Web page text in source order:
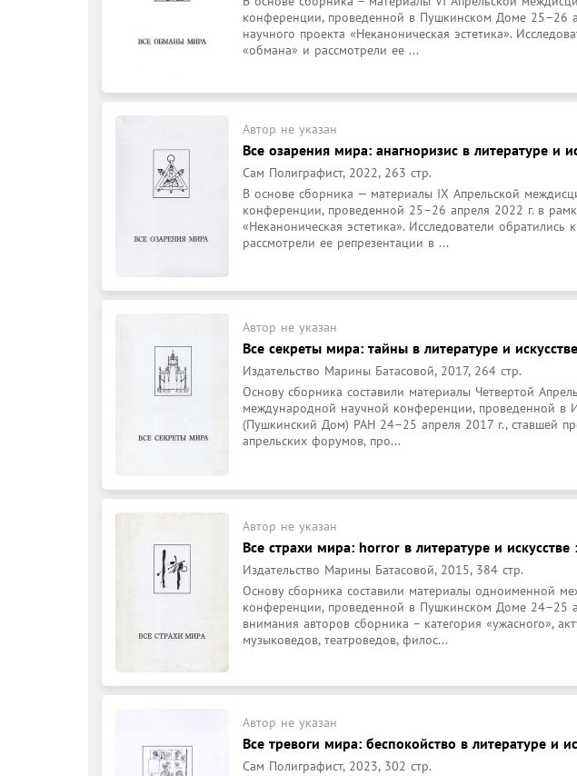
конференции, проведенной в Пушкинском Доме 25–26
научного проекта «Неканоническая эстетика».
«обмана» и рассмотрели ее ...
Автор не указан
Все озарения мира: анагноризис в литературе и
Сам Полиграфист, 2022, 263 стр.
В основе сборника — материалы IX Апрельской
конференции, проведенной 25–26 апреля 2022 г. в
«Неканоническая эстетика». Исследователи обратились
рассмотрели ее репрезентации в ...
Автор не указан
Все секреты мира: тайны в литературе и
Издательство Марины Батасовой, 2017, 264 стр.
Основу сборника составили материалы Четвертой
международной научной конференции, проведенной в
(Пушкинский Дом) РАН 24–25 апреля 2017 г., ставшей
апрельских форумов, про...
Автор не указан
Все страхи мира: horror в литературе и искусстве
Издательство Марины Батасовой, 2015, 384 стр.
Основу сборника составили материалы одноименной
конференции, проведенной в Пушкинском Доме 24–25
внимания авторов сборника – категория «ужасного»,
музыковедов, театроведов, филос...
Автор не указан
Все тревоги мира: беспокойство в литературе и
Сам Полиграфист, 2023, 302 стр.